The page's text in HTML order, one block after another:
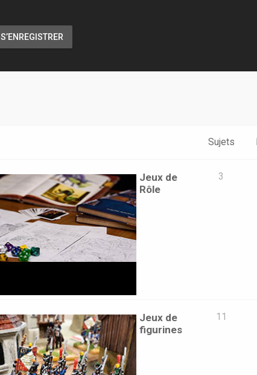
S’ENREGISTRER
Sujets
Jeux de
Rôle
3
Jeux de
figurines
11